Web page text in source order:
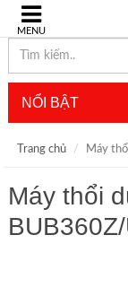
MENU
NỔI BẬT
Trang chủ Máy
Máy thổi